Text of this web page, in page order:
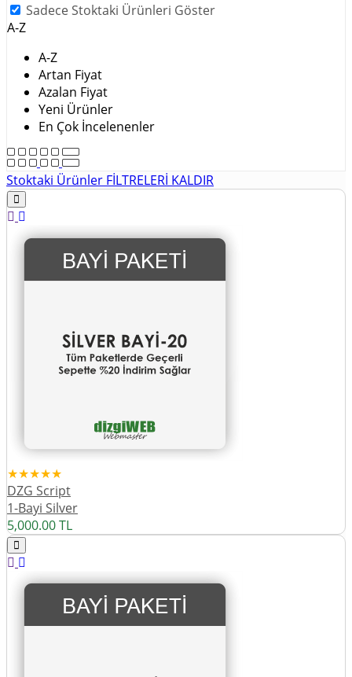
Sadece Stoktaki Ürünleri Göster
A-Z
A-Z
Artan Fiyat
Azalan Fiyat
Yeni Ürünler
En Çok İncelenenler
Stoktaki Ürünler FİLTRELERİ KALDIR
★★★★★
DZG Script
1-Bayi Silver
5,000.00TL